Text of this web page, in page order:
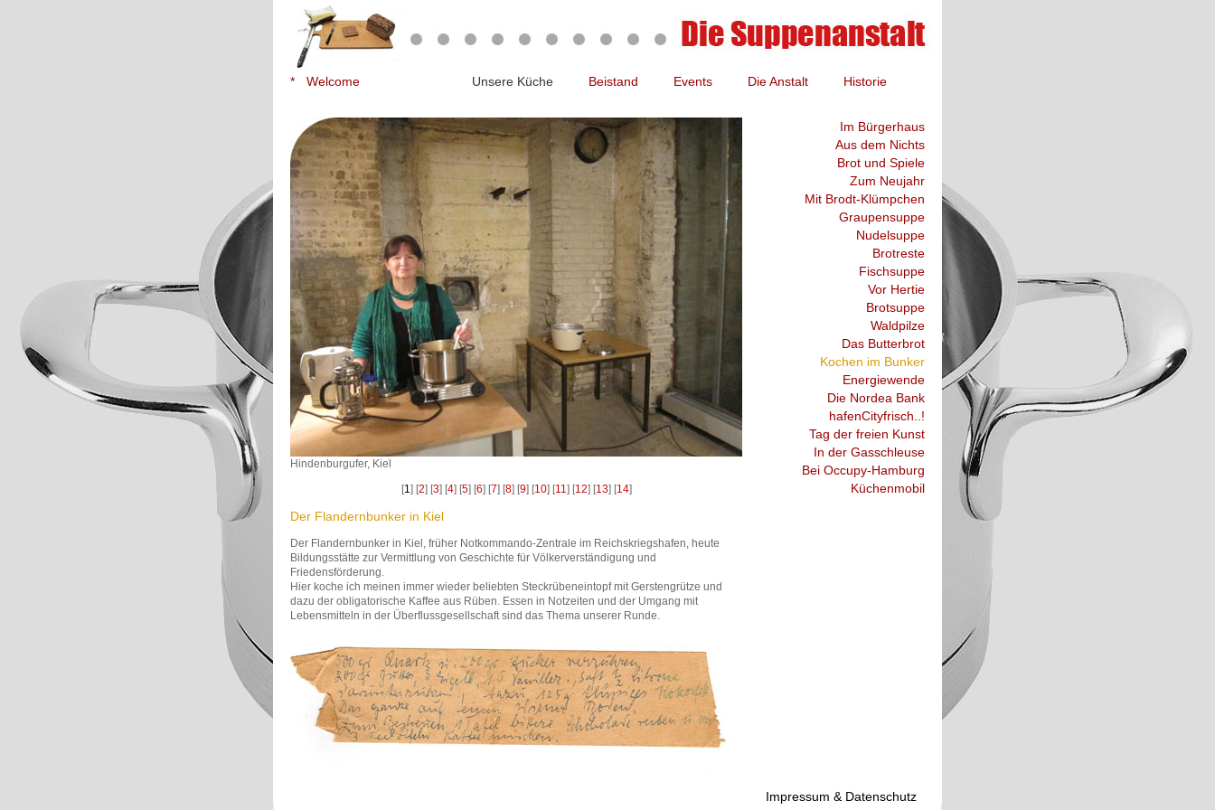
* Welcome Unsere Küche Beistand Events Die Anstalt Historie
Hindenburgufer, Kiel
[1] [2] [3] [4] [5] [6] [7] [8] [9] [10] [11] [12] [13] [14]
Der Flandernbunker in Kiel
Der Flandernbunker in Kiel, früher Notkommando-Zentrale im Reichskriegshafen, heute
Bildungsstätte zur Vermittlung von Geschichte für Völkerverständigung und
Friedensförderung.
Hier koche ich meinen immer wieder beliebten Steckrübeneintopf mit Gerstengrütze und
dazu der obligatorische Kaffee aus Rüben. Essen in Notzeiten und der Umgang mit
Lebensmitteln in der Überflussgesellschaft sind das Thema unserer Runde.
Im Bürgerhaus
Aus dem Nichts
Brot und Spiele
Zum Neujahr
Mit Brodt-Klümpchen
Graupensuppe
Nudelsuppe
Brotreste
Fischsuppe
Vor Hertie
Brotsuppe
Waldpilze
Das Butterbrot
Kochen im Bunker
Energiewende
Die Nordea Bank
hafenCityfrisch..!
Tag der freien Kunst
In der Gasschleuse
Bei Occupy-Hamburg
Küchenmobil
Impressum & Datenschutz